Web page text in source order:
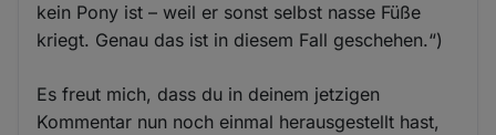
kein Pony ist – weil er sonst selbst nasse Füße
kriegt. Genau das ist in diesem Fall geschehen.“)
Es freut mich, dass du in deinem jetzigen
Kommentar nun noch einmal herausgestellt hast,